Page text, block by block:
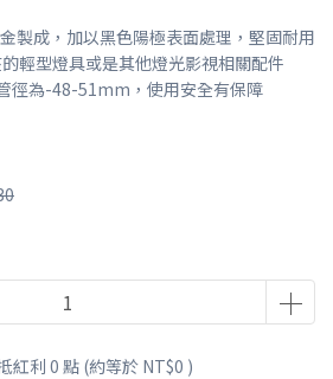
製成，加以黑色陽極表面處理，堅固耐用
輕型燈具或是其他燈光影視相關配件
徑為-48-51mm，使用安全有保障
紅利 0 點 (約等於 NT$0 )